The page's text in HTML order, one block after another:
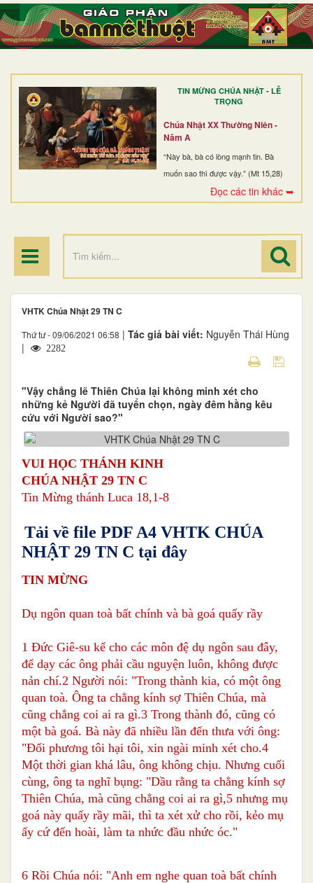
TIN MỪNG CHÚA NHẬT - LỄ
TRỌNG
Chúa Nhật XX Thường Niên -
Năm A
“Này bà, bà có lòng mạnh tin. Bà
muốn sao thì được vậy.” (Mt 15,28)
Đọc các tin khác ➥
TRANG NHẤT
GIỚI THIỆU
DÒNG TU
BAN MỤC VỤ
ĐOÀN THỂ CG
ĐIỂM HÀNH HƯƠNG
VHTK Chúa Nhật 29 TN C
Thứ tư - 09/06/2021 06:58 | Tác giả bài viết: Nguyễn Thái Hùng
|
2282
"Vậy chẳng lẽ Thiên Chúa lại không minh xét cho
những kẻ Người đã tuyển chọn, ngày đêm hằng kêu
cứu với Người sao?"
VUI HỌC THÁNH KINH
CHÚA NHẬT 29 TN C
Tin Mừng thánh Luca 18,1-8
Tải về file PDF A4 VHTK CHÚA
NHẬT 29 TN C tại đây
TIN MỪNG
Dụ ngôn quan toà bất chính và bà goá quấy rầy
1 Đức Giê-su kể cho các môn đệ dụ ngôn sau đây,
để dạy các ông phải cầu nguyện luôn, không được
nản chí.2 Người nói: "Trong thành kia, có một ông
quan toà. Ông ta chẳng kính sợ Thiên Chúa, mà
cũng chẳng coi ai ra gì.3 Trong thành đó, cũng có
một bà goá. Bà này đã nhiều lần đến thưa với ông:
"Đối phương tôi hại tôi, xin ngài minh xét cho.4
Một thời gian khá lâu, ông không chịu. Nhưng cuối
cùng, ông ta nghĩ bụng: "Dầu rằng ta chẳng kính sợ
Thiên Chúa, mà cũng chẳng coi ai ra gì,5 nhưng mụ
goá này quấy rầy mãi, thì ta xét xử cho rồi, kẻo mụ
ấy cứ đến hoài, làm ta nhức đầu nhức óc."
6 Rồi Chúa nói: "Anh em nghe quan toà bất chính